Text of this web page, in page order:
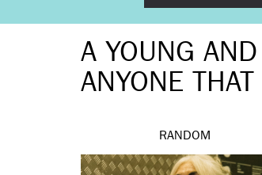
A YOUNG AND
ANYONE THAT
RANDOM